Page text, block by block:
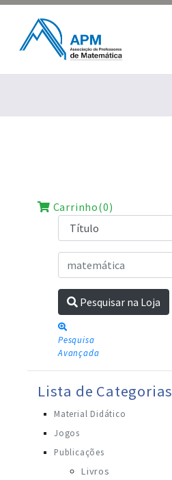
Carrinho(0)
Pesquisar na Loja
Pesquisa
Avançada
Lista de Categorias
Material Didático
Jogos
Publicações
Livros